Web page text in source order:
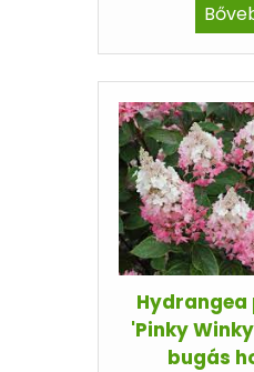
'Pinky
bugás